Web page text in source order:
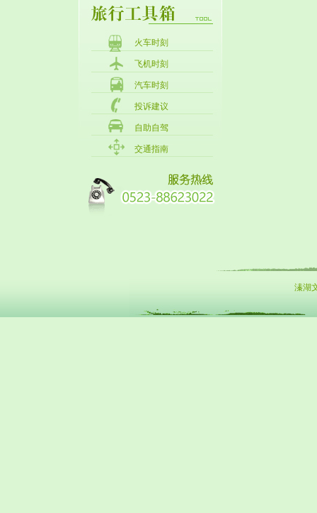
火车时刻
飞机时刻
汽车时刻
投诉建议
自助自驾
交通指南
溱湖